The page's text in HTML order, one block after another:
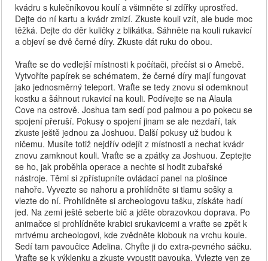
kvádru s kulečníkovou koulí a všimněte si zdířky uprostřed.
Dejte do ní kartu a kvádr zmizí. Zkuste kouli vzít, ale bude moc
těžká. Dejte do děr kuličky z blikátka. Šáhněte na kouli rukavicí
a objeví se dvě černé díry. Zkuste dát ruku do obou.
Vraťte se do vedlejší místnosti k počítači, přečíst si o Amebě.
Vytvoříte papírek se schématem, že černé díry mají fungovat
jako jednosměrný teleport. Vraťte se tedy znovu si odemknout
kostku a šáhnout rukavicí na kouli. Podívejte se na Alaula
Cove na ostrově. Joshua tam sedí pod palmou a po pokecu se
spojení přeruší. Pokusy o spojení jinam se ale nezdaří, tak
zkuste ještě jednou za Joshuou. Další pokusy už budou k
ničemu. Musíte totiž nejdřív odejít z místnosti a nechat kvádr
znovu zamknout kouli. Vraťte se a zpátky za Joshuou. Zeptejte
se ho, jak proběhla operace a nechte si hodit zubařské
nástroje. Těmi si zpřístupníte ovládací panel na plošince
nahoře. Vyvezte se nahoru a prohlídněte si tlamu sošky a
vlezte do ní. Prohlídněte si archeologovu tašku, získáte hadí
jed. Na zemi ještě seberte bič a jděte obrazovkou doprava. Po
animačce si prohlídněte krabici srukavicemi a vraťte se zpět k
mrtvému archeologovi, kde zvědněte klobouk na vrchu koule.
Sedí tam pavoučice Adelina. Chyťte ji do extra-pevného sáčku.
Vraťte se k výklenku a zkuste vypustit pavouka. Vylezte ven ze